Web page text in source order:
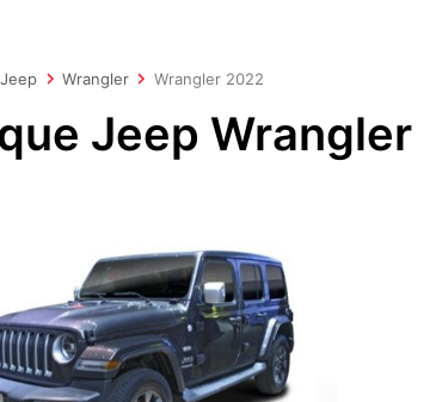
Jeep Wrangler Wrangler 2022
Jeep Wrangler